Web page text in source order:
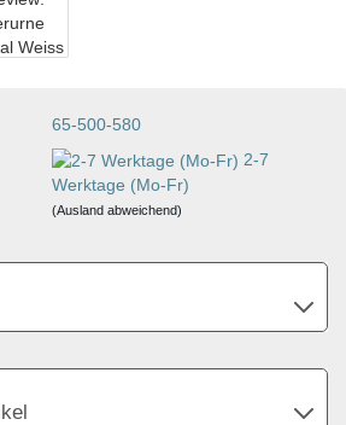
65-500-580
2-7
Werktage (Mo-Fr)
(Ausland abweichend)